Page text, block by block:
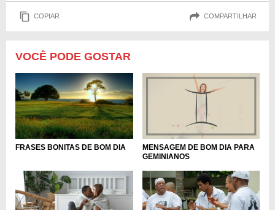
COPIAR COMPARTILHAR
VOCÊ PODE GOSTAR
FRASES BONITAS DE BOM DIA
MENSAGEM DE BOM DIA PARA
GEMINIANOS